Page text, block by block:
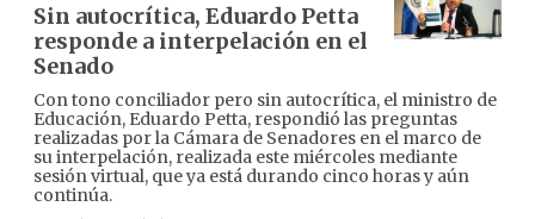
Sin autocrítica, Eduardo Petta
responde a interpelación en el
Senado
Con tono conciliador pero sin autocrítica, el ministro de
Educación, Eduardo Petta, respondió las preguntas
realizadas por la Cámara de Senadores en el marco de
su interpelación, realizada este miércoles mediante
sesión virtual, que ya está durando cinco horas y aún
continúa.